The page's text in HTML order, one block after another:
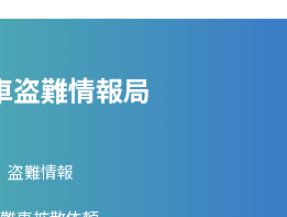
盗難情報局
盗難情報